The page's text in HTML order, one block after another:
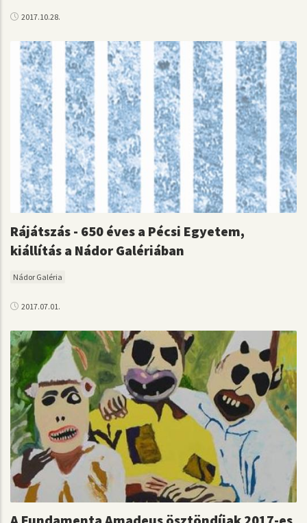
2017.10.28.
Rájátszás - 650 éves a Pécsi Egyetem,
kiállítás a Nádor Galériában
Nádor Galéria
2017.07.01.